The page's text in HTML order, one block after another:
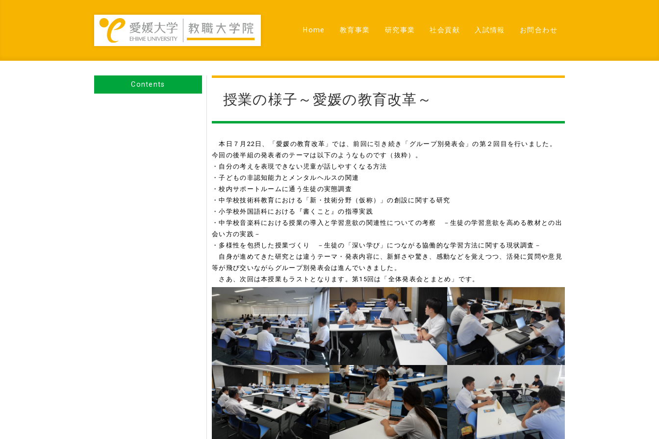
Home 教育事業 研究事業 社会貢献 入試情報 お問合わせ
Contents
授業の様子～愛媛の教育改革～
本日７月22日、「愛媛の教育改革」では、前回に引き続き「グループ別発表会」の第２回目を行いました。
今回の後半組の発表者のテーマは以下のようなものです（抜粋）。
・自分の考えを表現できない児童が話しやすくなる方法
・子どもの非認知能力とメンタルヘルスの関連
・校内サポートルームに通う生徒の実態調査
・中学校技術科教育における「新・技術分野（仮称）」の創設に関する研究
・小学校外国語科における『書くこと』の指導実践
・中学校音楽科における授業の導入と学習意欲の関連性についての考察 －生徒の学習意欲を高める教材との出
会い方の実践－
・多様性を包摂した授業づくり －生徒の「深い学び」につながる協働的な学習方法に関する現状調査－
自身が進めてきた研究とは違うテーマ・発表内容に、新鮮さや驚き、感動などを覚えつつ、活発に質問や意見
等が飛び交いながらグループ別発表会は進んでいきました。
さあ、次回は本授業もラストとなります。第15回は「全体発表会とまとめ」です。